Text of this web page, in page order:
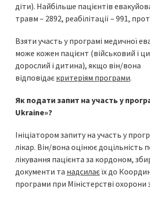
діти). Найбільше пацієнтів
травм – 2892, реабілітації – 991,
Взяти участь у програмі медичної
може кожен пацієнт (військовий і
дорослий і дитина), якщо він/вона
відповідає критеріям програми.
Як подати запит на участь у
Ukraine»?
Ініціатором запиту на участь у
лікар. Він/вона оцінює доцільність
лікування пацієнта за кордоном,
документи та надсилаєїх до
програми при Міністерстві охорони